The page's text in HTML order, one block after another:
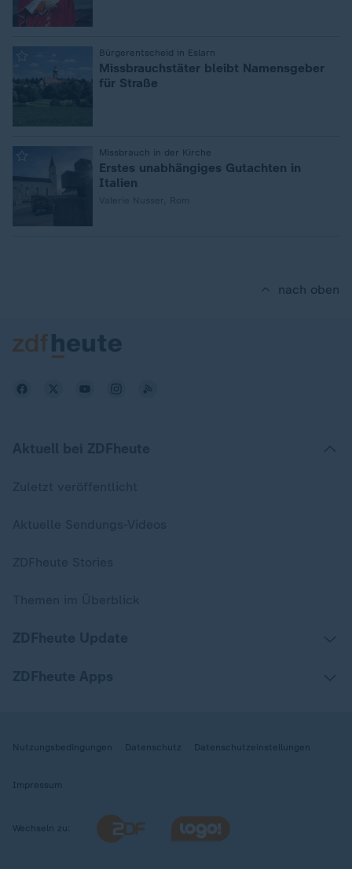
Bürgerentscheid in Eslarn
Missbrauchstäter bleibt Namensgeber
für Straße
Missbrauch in der Kirche
Erstes unabhängiges Gutachten in
Italien
nach oben
Nutzungsbedingungen Datenschutz Datenschutzeinstellungen
Impressum
Wechseln zu: